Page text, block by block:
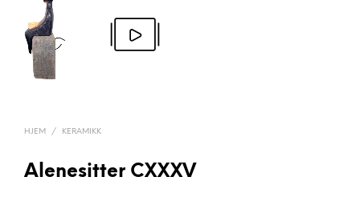
HJEM / KERAMIKK
Alenesitter CXXXV